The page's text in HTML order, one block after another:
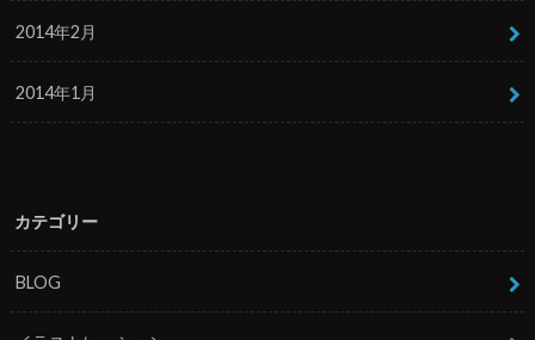
2014年2月
2014年1月
カテゴリー
BLOG